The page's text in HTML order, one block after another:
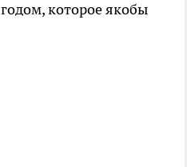
которое якобы